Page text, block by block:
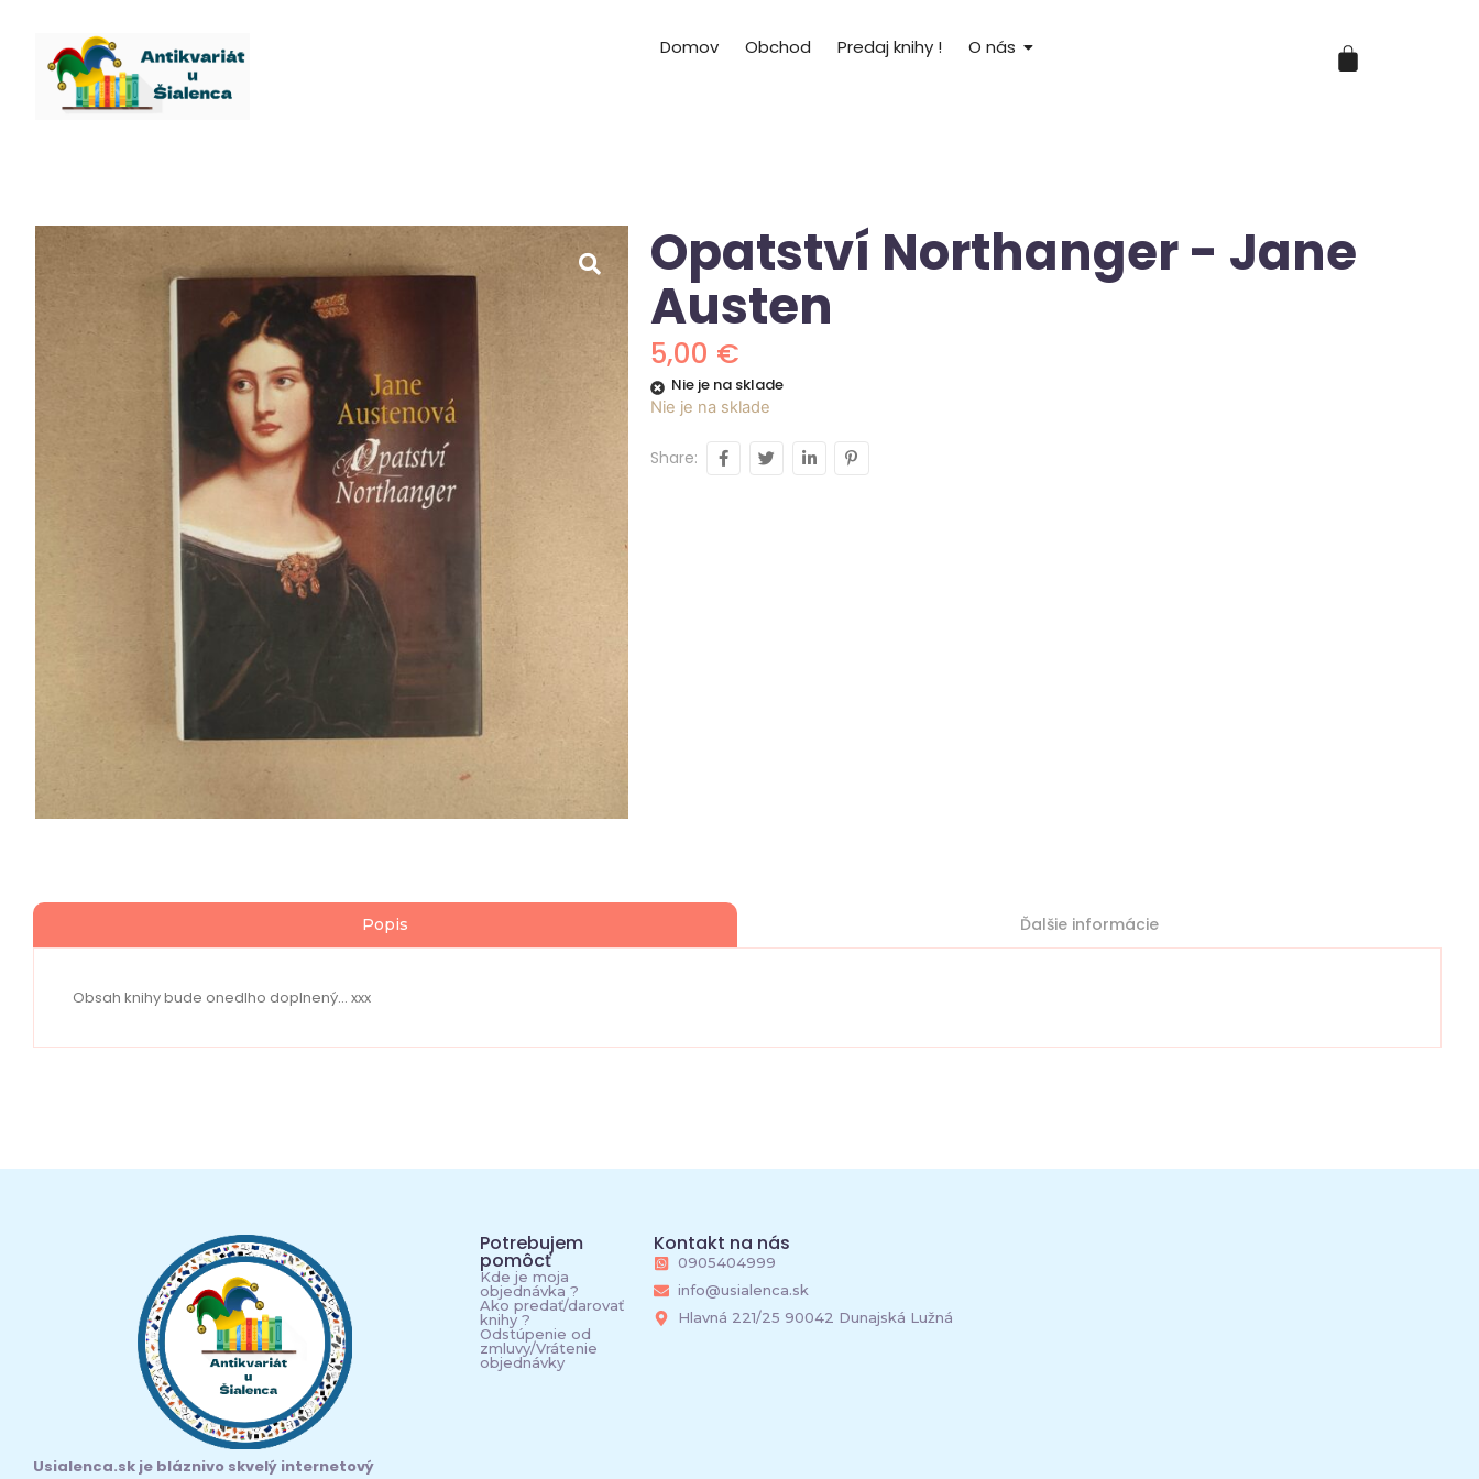
Domov Obchod Predaj knihy ! O nás
Opatství Northanger - Jane
Austen
5,00 €
Nie je na sklade
Nie je na sklade
Share:
Popis Ďalšie informácie
Obsah knihy bude onedlho doplnený… xxx
Usialenca.sk je bláznivo skvelý internetový
Potrebujem
pomôcť
Kde je moja
objednávka ?
Ako predať/darovať
knihy ?
Odstúpenie od
zmluvy/Vrátenie
objednávky
Kontakt na nás
0905404999
info@usialenca.sk
Hlavná 221/25 90042 Dunajská Lužná